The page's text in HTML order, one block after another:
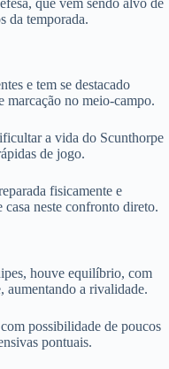
da temporada.
e tem se destacado
marcação no meio-campo.
a vida do Scunthorpe
de jogo.
fisicamente e
casa neste confronto direto.
houve equilíbrio, com
aumentando a rivalidade.
possibilidade de poucos
pontuais.